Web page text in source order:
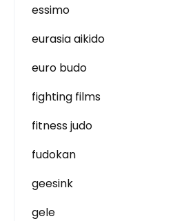
essimo
eurasia aikido
euro budo
fighting films
fitness judo
fudokan
geesink
gele